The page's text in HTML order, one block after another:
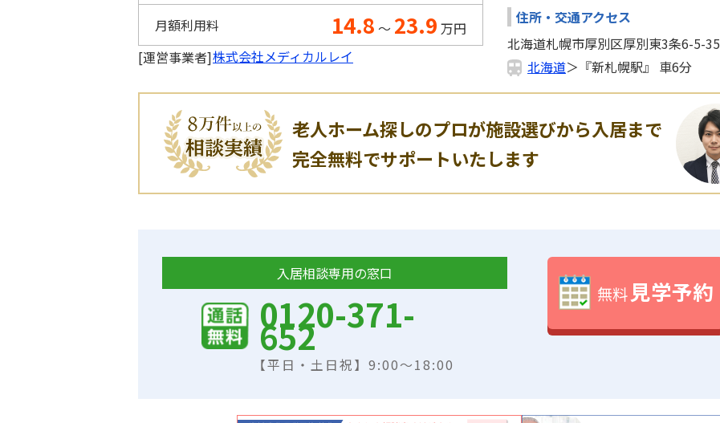
月額利用料
14.8 ～ 23.9 万円
[運営事業者]株式会社メディカルレイ
住所・交通アクセス
北海道札幌市厚別区厚別東3条6-5-35
北海道＞『新札幌駅』 車6分
老人ホーム探しのプロが施設選びから入居まで
完全無料でサポートいたします
入居相談専用の窓口
0120-371-
652
【平日・土日祝】9:00～18:00
無料 見学予約